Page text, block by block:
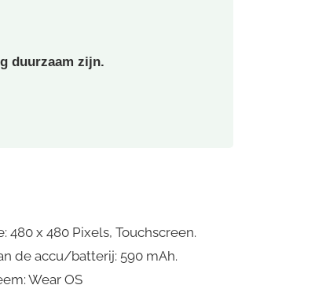
duurzaam zijn.
480 x 480 Pixels, Touchscreen.
de accu/batterij: 590 mAh.
Wear OS